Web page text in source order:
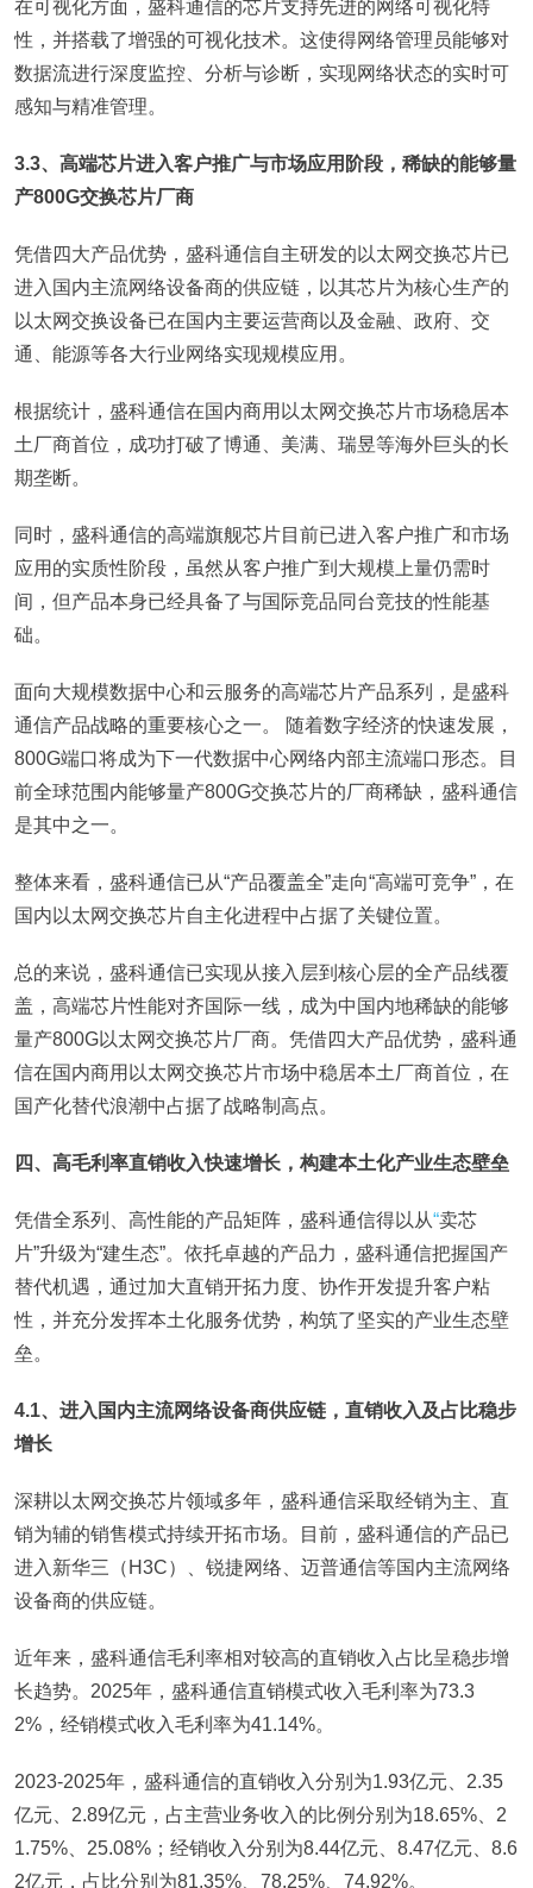
在可视化方面，盛科通信的芯片支持先进的网络可视化特
性，并搭载了增强的可视化技术。这使得网络管理员能够对
数据流进行深度监控、分析与诊断，实现网络状态的实时可
感知与精准管理。
3.3、高端芯片进入客户推广与市场应用阶段，稀缺的能够量
产800G交换芯片厂商
凭借四大产品优势，盛科通信自主研发的以太网交换芯片已
进入国内主流网络设备商的供应链，以其芯片为核心生产的
以太网交换设备已在国内主要运营商以及金融、政府、交
通、能源等各大行业网络实现规模应用。
根据统计，盛科通信在国内商用以太网交换芯片市场稳居本
土厂商首位，成功打破了博通、美满、瑞昱等海外巨头的长
期垄断。
同时，盛科通信的高端旗舰芯片目前已进入客户推广和市场
应用的实质性阶段，虽然从客户推广到大规模上量仍需时
间，但产品本身已经具备了与国际竞品同台竞技的性能基
础。
面向大规模数据中心和云服务的高端芯片产品系列，是盛科
通信产品战略的重要核心之一。 随着数字经济的快速发展，
800G端口将成为下一代数据中心网络内部主流端口形态。目
前全球范围内能够量产800G交换芯片的厂商稀缺，盛科通信
是其中之一。
整体来看，盛科通信已从“产品覆盖全”走向“高端可竞争”，在
国内以太网交换芯片自主化进程中占据了关键位置。
总的来说，盛科通信已实现从接入层到核心层的全产品线覆
盖，高端芯片性能对齐国际一线，成为中国内地稀缺的能够
量产800G以太网交换芯片厂商。凭借四大产品优势，盛科通
信在国内商用以太网交换芯片市场中稳居本土厂商首位，在
国产化替代浪潮中占据了战略制高点。
四、高毛利率直销收入快速增长，构建本土化产业生态壁垒
凭借全系列、高性能的产品矩阵，盛科通信得以从“卖芯
片”升级为“建生态”。依托卓越的产品力，盛科通信把握国产
替代机遇，通过加大直销开拓力度、协作开发提升客户粘
性，并充分发挥本土化服务优势，构筑了坚实的产业生态壁
垒。
4.1、进入国内主流网络设备商供应链，直销收入及占比稳步
增长
深耕以太网交换芯片领域多年，盛科通信采取经销为主、直
销为辅的销售模式持续开拓市场。目前，盛科通信的产品已
进入新华三（H3C）、锐捷网络、迈普通信等国内主流网络
设备商的供应链。
近年来，盛科通信毛利率相对较高的直销收入占比呈稳步增
长趋势。2025年，盛科通信直销模式收入毛利率为73.3
2%，经销模式收入毛利率为41.14%。
2023-2025年，盛科通信的直销收入分别为1.93亿元、2.35
亿元、2.89亿元，占主营业务收入的比例分别为18.65%、2
1.75%、25.08%；经销收入分别为8.44亿元、8.47亿元、8.6
2亿元，占比分别为81.35%、78.25%、74.92%。